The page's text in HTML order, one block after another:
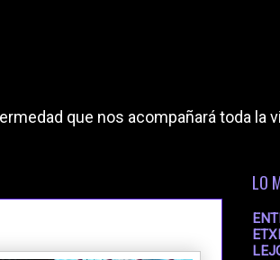
que nos acompañará toda la
LO